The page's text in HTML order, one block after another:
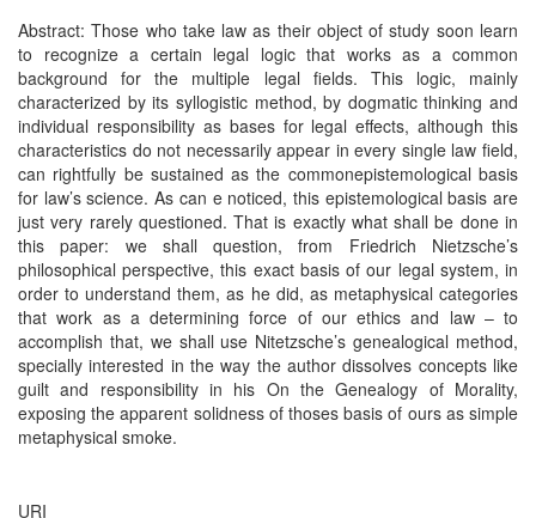
Abstract: Those who take law as their object of study soon learn
to recognize a certain legal logic that works as a common
background for the multiple legal fields. This logic, mainly
characterized by its syllogistic method, by dogmatic thinking and
individual responsibility as bases for legal effects, although this
characteristics do not necessarily appear in every single law field,
can rightfully be sustained as the commonepistemological basis
for law’s science. As can e noticed, this epistemological basis are
just very rarely questioned. That is exactly what shall be done in
this paper: we shall question, from Friedrich Nietzsche’s
philosophical perspective, this exact basis of our legal system, in
order to understand them, as he did, as metaphysical categories
that work as a determining force of our ethics and law – to
accomplish that, we shall use Nitetzsche’s genealogical method,
specially interested in the way the author dissolves concepts like
guilt and responsibility in his On the Genealogy of Morality,
exposing the apparent solidness of thoses basis of ours as simple
metaphysical smoke.
URI